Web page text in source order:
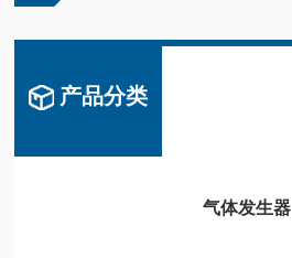
产品分类
气体发生器